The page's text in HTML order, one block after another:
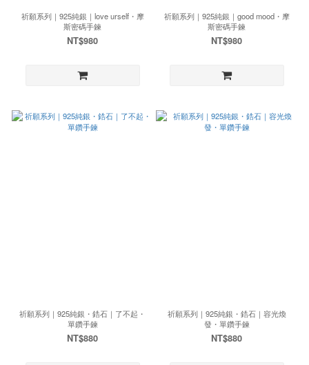
祈願系列｜925純銀｜love urself・摩
斯密碼手鍊
NT$980
祈願系列｜925純銀｜good mood・摩
斯密碼手鍊
NT$980
祈願系列｜925純銀・鋯石｜了不起・
單鑽手鍊
NT$880
祈願系列｜925純銀・鋯石｜容光煥
發・單鑽手鍊
NT$880